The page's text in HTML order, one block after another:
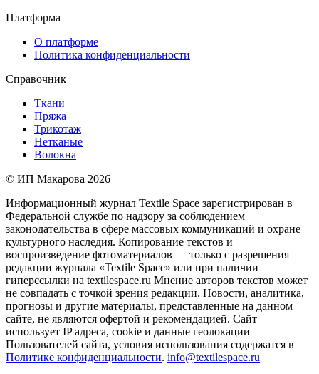
Платформа
О платформе
Политика конфиденциальности
Справочник
Ткани
Пряжа
Трикотаж
Нетканые
Волокна
© ИП Макарова 2026
Информационный журнал Textile Space зарегистрирован в
Федеральной службе по надзору за соблюдением
законодательства в сфере массовых коммуникаций и охране
культурного наследия. Копирование текстов и
воспроизведение фотоматериалов — только с разрешения
редакции журнала «Textile Space» или при наличии
гиперссылки на textilespace.ru Мнение авторов текстов может
не совпадать с точкой зрения редакции. Новости, аналитика,
прогнозы и другие материалы, представленные на данном
сайте, не являются офертой и рекомендацией. Сайт
использует IP адреса, cookie и данные геолокации
Пользователей сайта, условия использования содержатся в
Политике конфиденциальности. info@textilespace.ru